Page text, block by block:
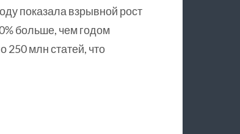
показала взрывной рост
больше, чем годом
250 млн статей, что